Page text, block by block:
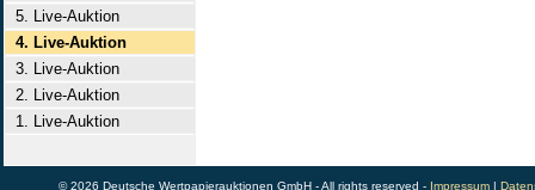
5. Live-Auktion
4. Live-Auktion
3. Live-Auktion
2. Live-Auktion
1. Live-Auktion
© 2026 Deutsche Wertpapierauktionen GmbH - All rights reserved - Impressum|